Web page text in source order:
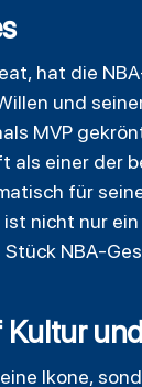
hat die
und
MVP
als einer der
für
nicht nur
NBA-
Kultur
Ikone,